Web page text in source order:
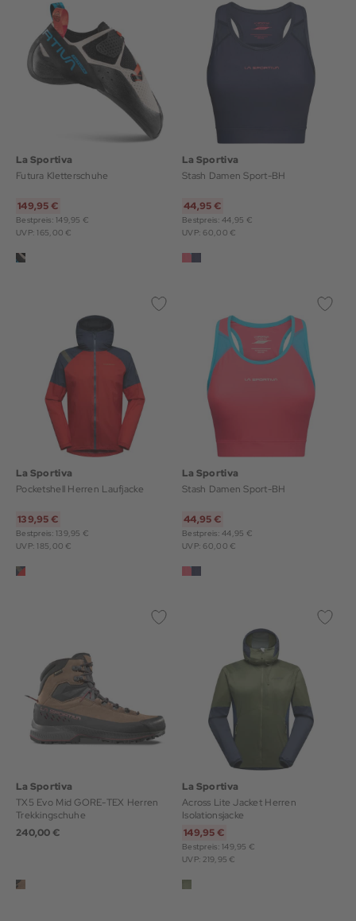
La Sportiva
Futura Kletterschuhe
149,95 €
Bestpreis: 149,95 €
UVP: 165,00 €
La Sportiva
Stash Damen Sport-BH
44,95 €
Bestpreis: 44,95 €
UVP: 60,00 €
La Sportiva
Pocketshell Herren Laufjacke
139,95 €
Bestpreis: 139,95 €
UVP: 185,00 €
La Sportiva
Stash Damen Sport-BH
44,95 €
Bestpreis: 44,95 €
UVP: 60,00 €
La Sportiva
TX5 Evo Mid GORE-TEX Herren
Trekkingschuhe
240,00 €
La Sportiva
Across Lite Jacket Herren
Isolationsjacke
149,95 €
Bestpreis: 149,95 €
UVP: 219,95 €